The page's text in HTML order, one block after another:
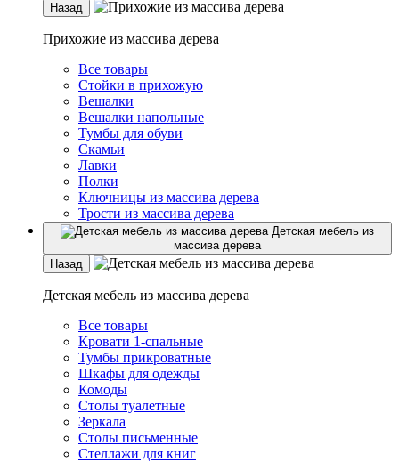
Назад
Прихожие из массива дерева
Все товары
Стойки в прихожую
Вешалки
Вешалки напольные
Тумбы для обуви
Скамьи
Лавки
Полки
Ключницы из массива дерева
Трости из массива дерева
Детская мебель из
массива дерева
Назад
Детская мебель из массива дерева
Все товары
Кровати 1-спальные
Тумбы прикроватные
Шкафы для одежды
Комоды
Столы туалетные
Зеркала
Столы письменные
Стеллажи для книг